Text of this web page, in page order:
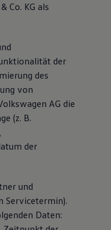
Co. KG als
der
des
von
AG die
(z. B.
der
und
Servicetermin).
Daten: